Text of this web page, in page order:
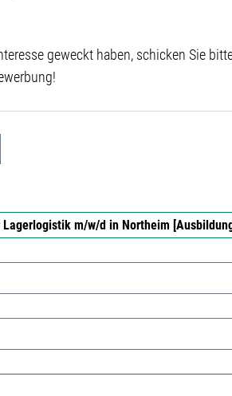
geweckt haben, schicken Sie